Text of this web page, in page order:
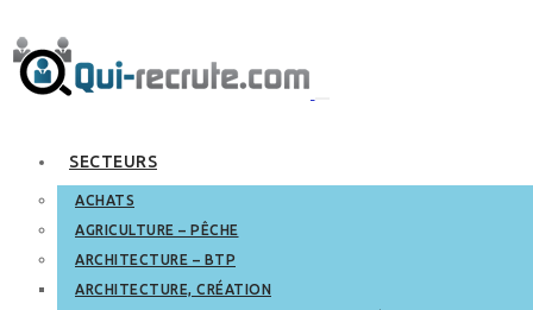
SECTEURS
ACHATS
AGRICULTURE – PÊCHE
ARCHITECTURE – BTP
ARCHITECTURE, CRÉATION